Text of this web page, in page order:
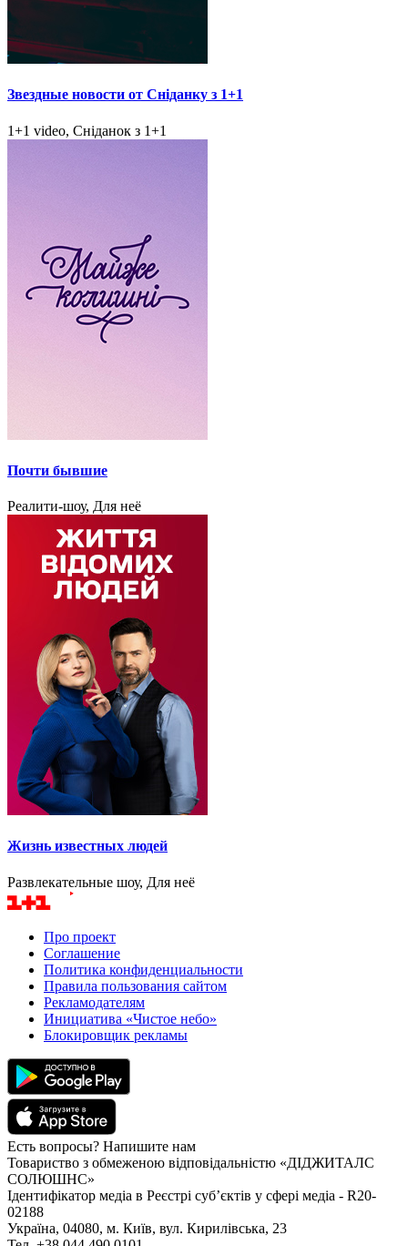
Звездные новости от Сніданку з 1+1
1+1 video, Сніданок з 1+1
Почти бывшие
Реалити-шоу, Для неё
Жизнь известных людей
Развлекательные шоу, Для неё
Про проект
Соглашение
Политика конфиденциальности
Правила пользования сайтом
Рекламодателям
Инициатива «Чистое небо»
Блокировщик рекламы
Есть вопросы? Напишите нам
Товариство з обмеженою відповідальністю «ДІДЖИТАЛС
СОЛЮШНС»
Ідентифікатор медіа в Реєстрі суб’єктів у сфері медіа - R20-
02188
Україна, 04080, м. Київ, вул. Кирилівська, 23